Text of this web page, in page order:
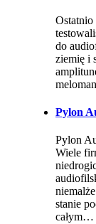
Ostatnio
do
ziemię i
Pylon
Pylon
Wiele
stanie
całym…